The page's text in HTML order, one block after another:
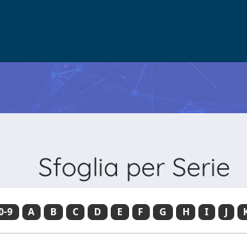
Sfoglia per Serie
9 A B C D E F G H I J